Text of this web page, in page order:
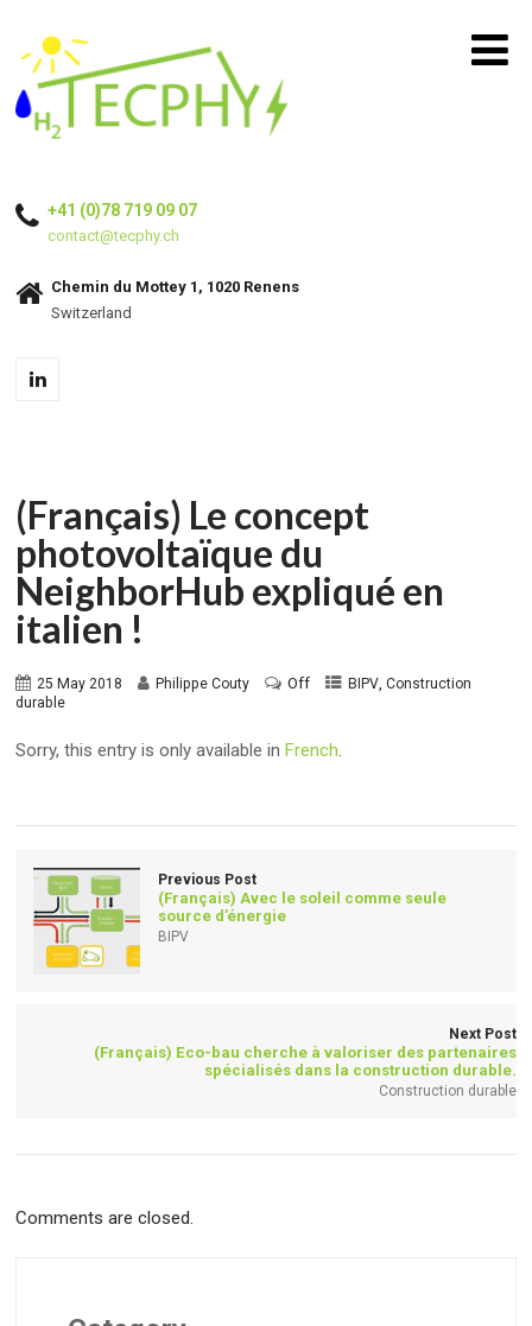
+41 (0)78 719 09 07
contact@tecphy.ch
Chemin du Mottey 1, 1020 Renens
Switzerland
(Français) Le concept
photovoltaïque du
NeighborHub expliqué en
italien !
25 May 2018 Philippe Couty Off BIPV,Construction
durable
Sorry, this entry is only available in French.
Previous Post
(Français) Avec le soleil comme seule
source d’énergie
BIPV
Next Post
(Français) Eco-bau cherche à valoriser des partenaires
spécialisés dans la construction durable.
Construction durable
Comments are closed.